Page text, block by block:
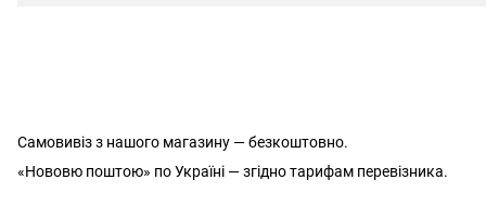
Самовивіз з нашого магазину — безкоштовно.
«Нововю поштою» по Україні — згідно тарифам перевізника.